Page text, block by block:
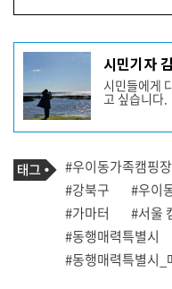
기
사
작
성
자
프
필
시민기자
시민들에게
고 싶습니다.
기
사
관
련
태
그
태
그
#우이동가족캠핑장
#강북구
#우이
#가마터
#서울
#동행매력특별시
#동행매력특별시_